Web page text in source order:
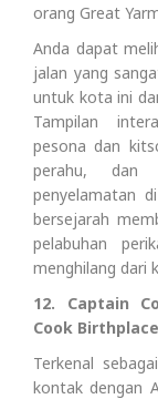
orang Great
Anda dapat
jalan yang
untuk kota ini
Tampilan
pesona dan
perahu, dan
penyelamatan
bersejarah
pelabuhan
menghilang dari
12. Captain
Cook
Terkenal
kontak dengan